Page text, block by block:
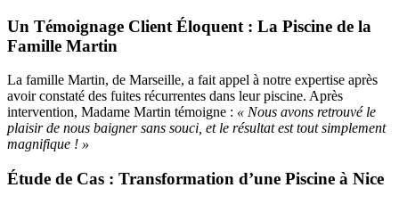
Un Témoignage Client Éloquent : La Piscine de la
Famille Martin
La famille Martin, de Marseille, a fait appel à notre expertise après
avoir constaté des fuites récurrentes dans leur piscine. Après
intervention, Madame Martin témoigne : « Nous avons retrouvé le
plaisir de nous baigner sans souci, et le résultat est tout simplement
magnifique ! »
Étude de Cas : Transformation d’une Piscine à Nice